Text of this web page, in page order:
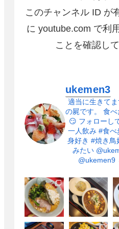
このチャンネル ID が
に youtube.com で利
ことを確認し
ukemen3
適当に生きてま
の屍です。
食べ
😏 フォローし
一人飲み #食べ
身好き #焼き鳥
みたい
@ukemen9